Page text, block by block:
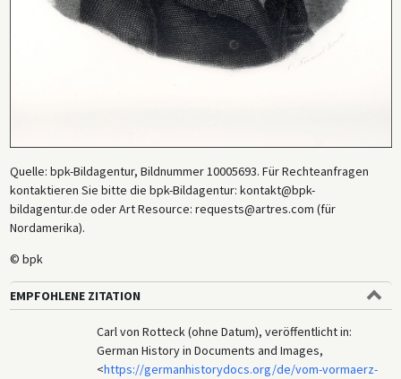
Quelle: bpk-Bildagentur, Bildnummer 10005693. Für Rechteanfragen
kontaktieren Sie bitte die bpk-Bildagentur: kontakt@bpk-
bildagentur.de oder Art Resource: requests@artres.com (für
Nordamerika).
© bpk
EMPFOHLENE ZITATION
Carl von Rotteck (ohne Datum), veröffentlicht in:
German History in Documents and Images,
<https://germanhistorydocs.org/de/vom-vormaerz-